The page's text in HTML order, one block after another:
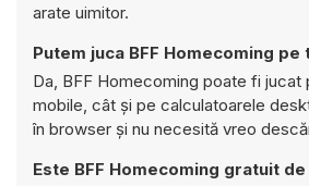
arate uimitor.
Putem juca BFF Homecoming
Da, BFF Homecoming poate fi jucat
mobile, cât și pe calculatoarele
în browser și nu necesită vreo
Este BFF Homecoming gratuit